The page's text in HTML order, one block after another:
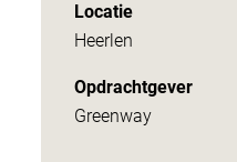
Locatie
Heerlen
Opdrachtgever
Greenway